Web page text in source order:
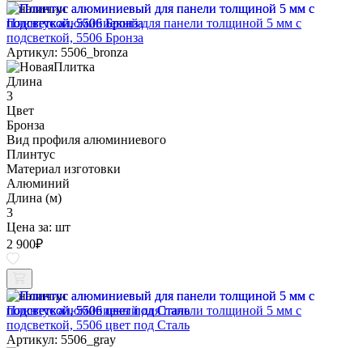
В наличии
Плинтус алюминиевый для панели толщиной 5 мм с
подсветкой, 5506 Бронза
Артикул: 5506_bronza
Длина
3
Цвет
Бронза
Вид профиля алюминиевого
Плинтус
Материал изготовки
Алюминий
Длина (м)
3
Цена за: шт
2 900₽
В наличии
Плинтус алюминиевый для панели толщиной 5 мм с
подсветкой, 5506 цвет под Сталь
Артикул: 5506_gray